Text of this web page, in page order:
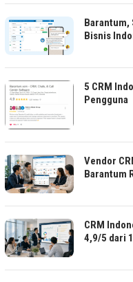
Barantum,
Bisnis
5 CRM
Pengguna
Vendor
Barantum
CRM
4,9/5 dari